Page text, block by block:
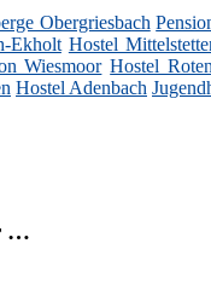
Obergriesbach
Ekholt Hostel
Wiesmoor Hostel
Hostel Adenbach
…